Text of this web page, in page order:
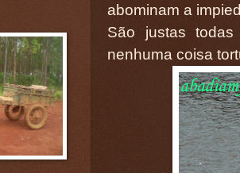
abominam a
São justas
nenhuma coisa